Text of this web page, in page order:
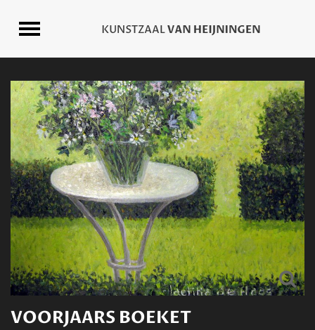
VOORJAARS BOEKET